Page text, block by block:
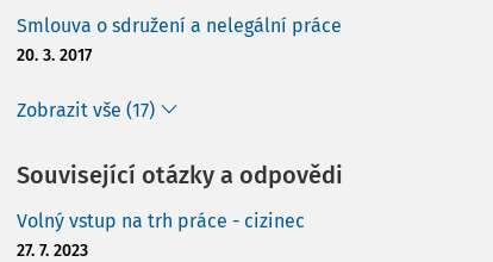
Smlouva o sdružení a nelegální práce
20. 3. 2017
Zobrazit vše (17)
Související otázky a odpovědi
Volný vstup na trh práce - cizinec
27. 7. 2023